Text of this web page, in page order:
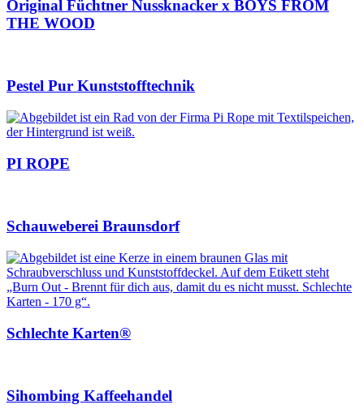
Original Füchtner Nussknacker x BOYS FROM
THE WOOD
Pestel Pur Kunststofftechnik
PI ROPE
Schauweberei Braunsdorf
Schlechte Karten®
Sihombing Kaffeehandel